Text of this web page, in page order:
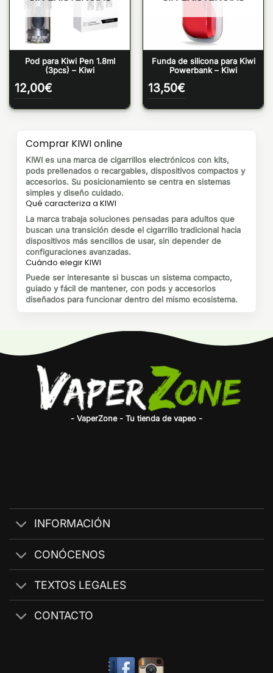
Pod para Kiwi Pen 1.8ml
(3pcs) – Kiwi
12,00€
Funda de silicona para Kiwi
Powerbank – Kiwi
13,50€
Comprar KIWI online
KIWI es una marca de cigarrillos electrónicos con kits,
pods prellenados o recargables, dispositivos compactos y
accesorios. Su posicionamiento se centra en sistemas
simples y diseño cuidado.
Qué caracteriza a KIWI
La marca trabaja soluciones pensadas para adultos que
buscan una transición desde el cigarrillo tradicional hacia
dispositivos más sencillos de usar, sin depender de
configuraciones avanzadas.
Cuándo elegir KIWI
Puede ser interesante si buscas un sistema compacto,
guiado y fácil de mantener, con pods y accesorios
diseñados para funcionar dentro del mismo ecosistema.
- VaperZone - Tu tienda de vapeo -
INFORMACIÓN
CONÓCENOS
TEXTOS LEGALES
CONTACTO